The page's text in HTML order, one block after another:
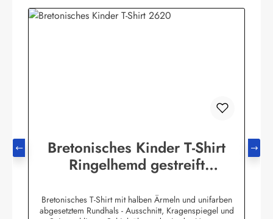
Bretonisches Kinder T-Shirt
Ringelhemd gestreift
Bretonisches T-Shirt mit halben Ärmeln und unifarben
abgesetztem Rundhals - Ausschnitt, Kragenspiegel und